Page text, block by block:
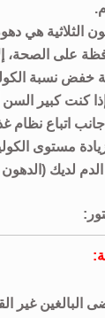
الثلاثية
على الصحة،
خفض نسبة
كنت كبير السن
لديك (الدهون
البالغين غير